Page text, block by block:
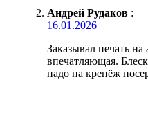
Андрей Рудаков :
16.01.2026
Заказывал печать
впечатляющая.
надо на крепёж